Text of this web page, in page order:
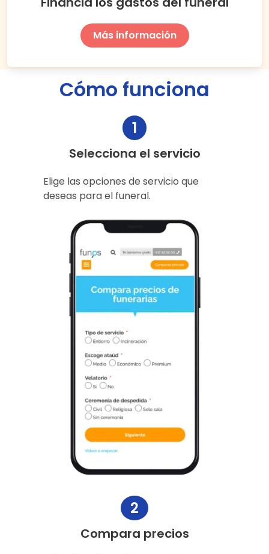
Más información
Cómo funciona
1
Selecciona el servicio
Elige las opciones de servicio que
deseas para el funeral.
2
Compara precios